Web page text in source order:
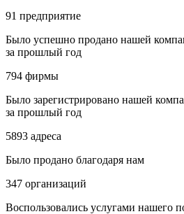
91 предприятие
Было успешно продано нашей
за прошлый год
794 фирмы
Было зарегистрировано нашей
за прошлый год
5893 адреса
Было продано благодаря нам
347 организаций
Воспользовались услугами нашего